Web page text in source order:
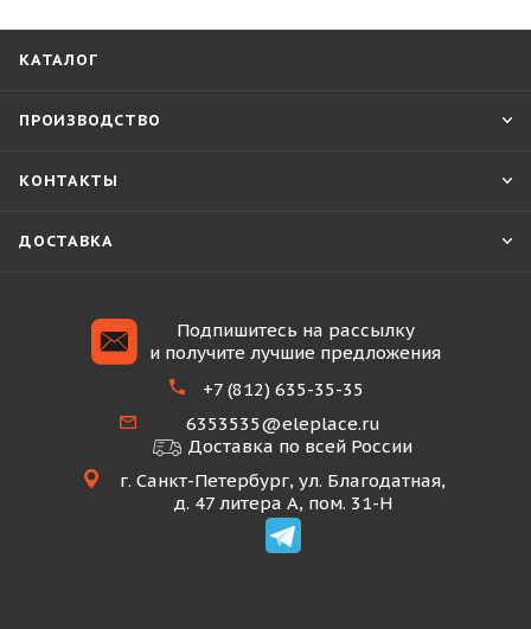
КАТАЛОГ
ПРОИЗВОДСТВО
КОНТАКТЫ
ДОСТАВКА
Подпишитесь на рассылку
и получите лучшие предложения
+7 (812) 635-35-35
6353535@eleplace.ru
Доставка по всей России
г. Санкт-Петербург, ул. Благодатная,
д. 47 литера А, пом. 31-Н